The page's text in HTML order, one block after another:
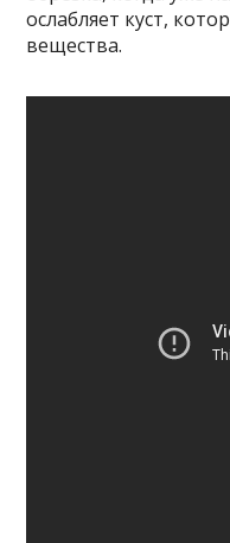
ослабляет куст,
вещества.